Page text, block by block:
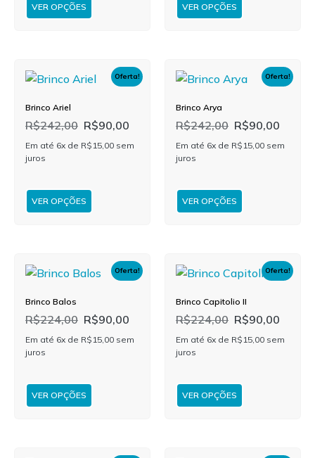
VER OPÇÕES VER OPÇÕES
Oferta!
Brinco Ariel
R$242,00 R$90,00
Em até 6x de R$ 15,00 sem
juros
VER OPÇÕES
Oferta!
Brinco Arya
R$242,00 R$90,00
Em até 6x de R$ 15,00 sem
juros
VER OPÇÕES
Oferta!
Brinco Balos
R$224,00 R$90,00
Em até 6x de R$ 15,00 sem
juros
VER OPÇÕES
Oferta!
Brinco Capitolio II
R$224,00 R$90,00
Em até 6x de R$ 15,00 sem
juros
VER OPÇÕES